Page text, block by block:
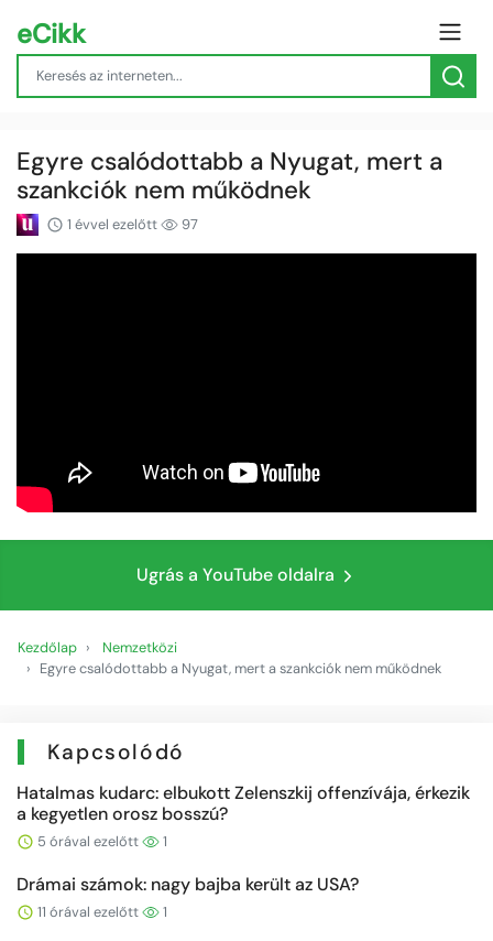
eCikk
Egyre csalódottabb a Nyugat, mert a
szankciók nem működnek
1 évvel ezelőtt 97
Ugrás a YouTube oldalra
Kezdőlap
Nemzetközi
Egyre csalódottabb a Nyugat, mert a szankciók nem működnek
Kapcsolódó
Hatalmas kudarc: elbukott Zelenszkij offenzívája, érkezik
a kegyetlen orosz bosszú?
5 órával ezelőtt 1
Drámai számok: nagy bajba került az USA?
11 órával ezelőtt 1